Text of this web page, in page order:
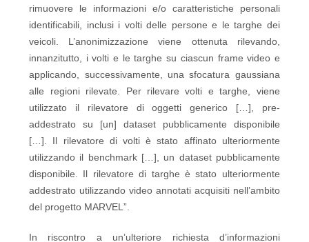
rimuovere le informazioni e/o caratteristiche personali
identificabili, inclusi i volti delle persone e le targhe dei
veicoli. L’anonimizzazione viene ottenuta rilevando,
innanzitutto, i volti e le targhe su ciascun frame video e
applicando, successivamente, una sfocatura gaussiana
alle regioni rilevate. Per rilevare volti e targhe, viene
utilizzato il rilevatore di oggetti generico […], pre-
addestrato su [un] dataset pubblicamente disponibile
[…]. Il rilevatore di volti è stato affinato ulteriormente
utilizzando il benchmark […], un dataset pubblicamente
disponibile. Il rilevatore di targhe è stato ulteriormente
addestrato utilizzando video annotati acquisiti nell’ambito
del progetto MARVEL”.
In riscontro a un’ulteriore richiesta d’informazioni